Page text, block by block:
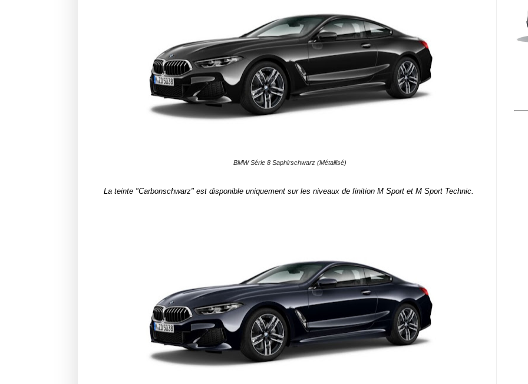
BMW Série 8 Saphirschwarz (Métallisé)
La teinte "Carbonschwarz" est disponible uniquement sur les niveaux de finition M Sport et M Sport Technic.